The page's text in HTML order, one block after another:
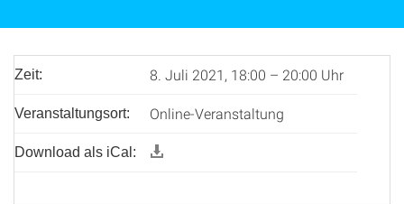
Zeit: 8. Juli 2021, 18:00 – 20:00 Uhr
Veranstaltungsort: Online-Veranstaltung
Download als iCal: